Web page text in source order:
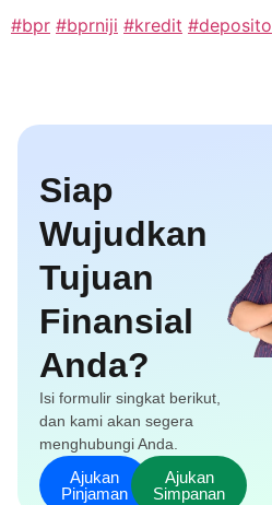
#bpr #bprniji #kredit #deposito
Siap
Wujudkan
Tujuan
Finansial
Anda?
Isi formulir singkat berikut,
dan kami akan segera
menghubungi Anda.
Ajukan
Pinjaman
Ajukan
Simpanan